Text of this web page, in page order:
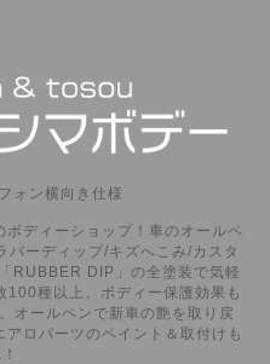
ォン横向き仕様
ボディーショップ！車のオールペ
バーディップ/キズへこみ/カスタ
RUBBER DIP」の全塗装で気軽
100種以上、ボディー保護効果も
オールペンで新車の艶を取り戻
ロパーツのペイント＆取付けも